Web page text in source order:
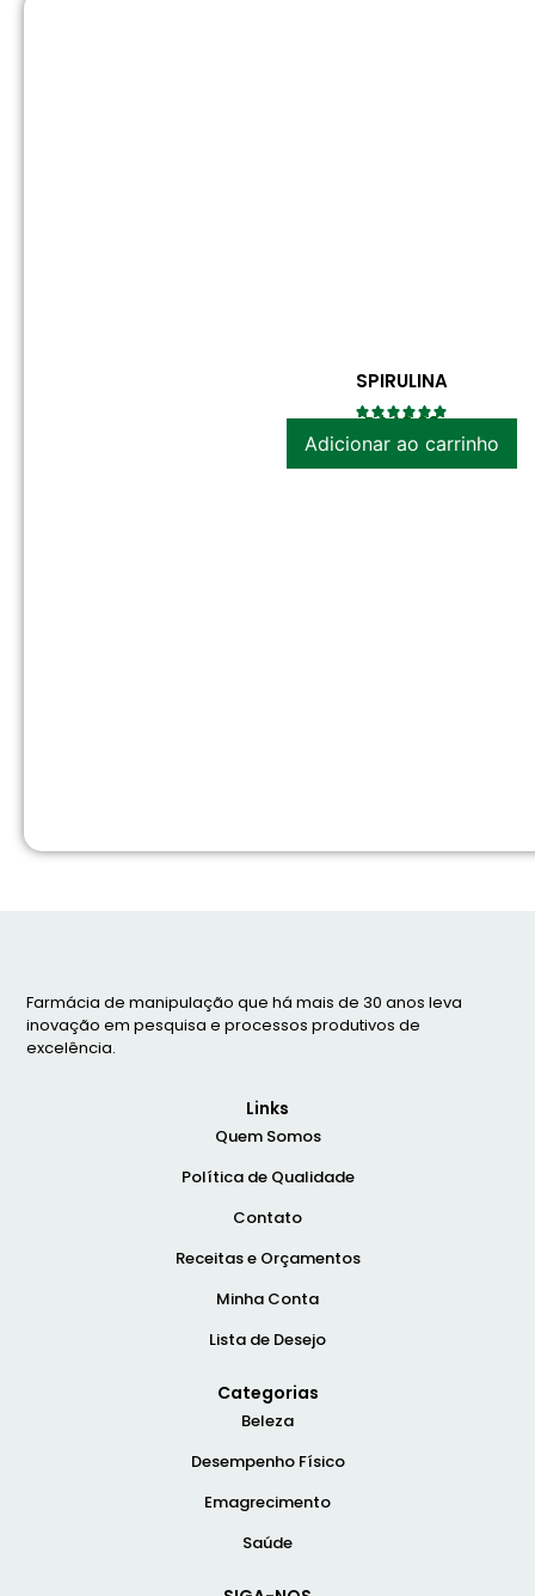
SPIRULINA
R$42.20
Adicionar ao carrinho
Farmácia de manipulação que há mais de 30 anos leva
inovação em pesquisa e processos produtivos de
excelência.
Links
Quem Somos
Política de Qualidade
Contato
Receitas e Orçamentos
Minha Conta
Lista de Desejo
Categorias
Beleza
Desempenho Físico
Emagrecimento
Saúde